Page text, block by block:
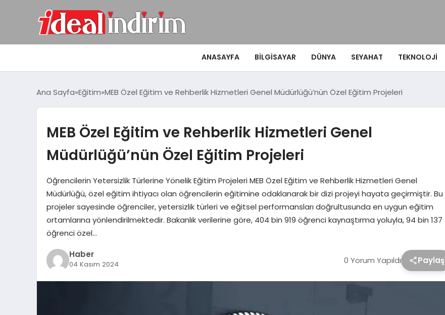
ANASAYFA BILGISAYAR DÜNYA SEYAHAT TEKNOLOJI
Ana Sayfa Eğitim MEB Özel Eğitim ve Rehberlik Hizmetleri Genel Müdürlüğü’nün Özel Eğitim Projeleri
MEB Özel Eğitim ve Rehberlik Hizmetleri Genel
Müdürlüğü’nün Özel Eğitim Projeleri
Öğrencilerin Yetersizlik Türlerine Yönelik Eğitim Projeleri MEB Özel Eğitim ve Rehberlik Hizmetleri Genel
Müdürlüğü, özel eğitim ihtiyacı olan öğrencilerin eğitimine odaklanarak bir dizi projeyi hayata geçirmiştir. Bu
projeler sayesinde öğrenciler, yetersizlik türleri ve eğitsel performansları doğrultusunda en uygun eğitim
ortamlarına yönlendirilmektedir. Bakanlık verilerine göre, 404 bin 919 öğrenci kaynaştırma yoluyla, 94 bin 137
öğrenci özel…
Haber
04 Kasım 2024 0 Yorum Yapıldı Paylaş